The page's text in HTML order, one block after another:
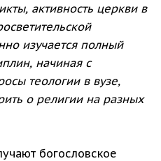
активность церкви в
изучается полный
начиная с
теологии в вузе,
о религии на разных
богословское